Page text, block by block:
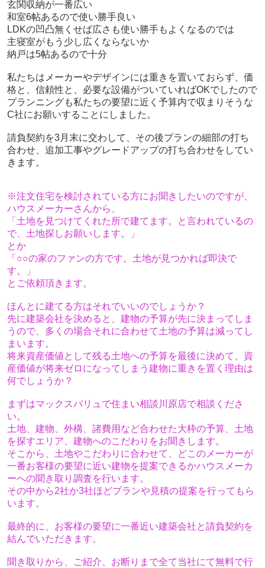
玄関収納が一番広い
和室6帖あるので使い勝手良い
LDKの凹凸無くせば広さも使い勝手もよくなるのでは
主寝室がもう少し広くならないか
納戸は5帖あるので十分
私たちはメーカーやデザインには重きを置いておらず、価
格と、信頼性と、必要な設備がついていればOKでしたので
プランニングも私たちの要望に近く予算内で収まりそうな
C社にお願いすることにしました。
請負契約を3月末に交わして、その後プランの細部の打ち
合わせ、追加工事やグレードアップの打ち合わせをしてい
きます。
※注文住宅を検討されている方にお聞きしたいのですが、
ハウスメーカーさんから、
「土地を見つけてくれた所で建てます。と言われているの
で、土地探しお願いします。」
とか
「○○の家のファンの方です。土地が見つかれば即決で
す。」
とご依頼頂きます。
ほんとに建てる方はそれでいいのでしょうか？
先に建築会社を決めると、建物の予算が先に決まってしま
うので、 多くの場合それに合わせて土地の予算は減ってし
まいます。
将来資産価値として残る土地への予算を最後に決めて、資
産価値が将来ゼロになってしまう建物に重きを置く理由は
何でしょうか？
まずはマックスバリュで住まい相談川原店で相談くださ
い。
土地、建物、外構、諸費用など合わせた大枠の予算、土地
を探すエリア、建物へのこだわりをお聞きします。
そこから、土地やこだわりに合わせて、どこのメーカーが
一番お客様の要望に近い建物を提案できるかハウスメーカ
ーへの聞き取り調査を行います。
その中から2社か3社ほどプランや見積の提案を行ってもら
います。
最終的に、お客様の要望に一番近い建築会社と請負契約を
結んでいただきます。
聞き取りから、ご紹介、お断りまで全て当社にて無料で行